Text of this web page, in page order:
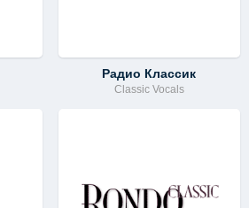
Радио Классик
Classic Vocals